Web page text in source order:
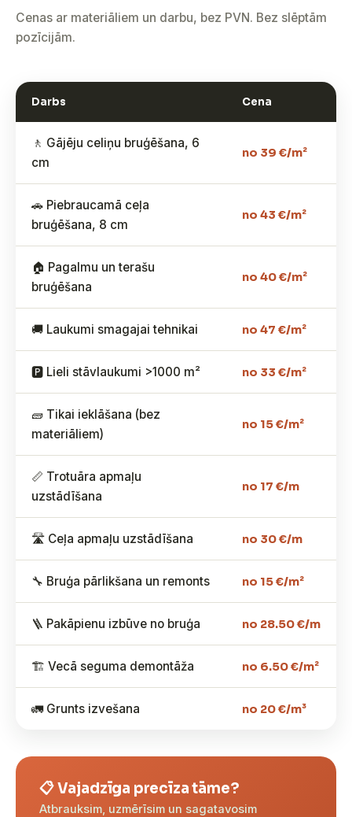
Cenas ar materiāliem un darbu, bez PVN. Bez slēptām
pozīcijām.
Darbs Cena
🚶 Gājēju celiņu bruģēšana, 6
cm
no 39 €/m²
🚗 Piebraucamā ceļa
bruģēšana, 8 cm
no 43 €/m²
🏠 Pagalmu un terašu
bruģēšana
no 40 €/m²
🚚 Laukumi smagajai tehnikai no 47 €/m²
🅿️ Lieli stāvlaukumi >1000 m² no 33 €/m²
🧱 Tikai ieklāšana (bez
materiāliem)
no 15 €/m²
📏 Trotuāra apmaļu
uzstādīšana
no 17 €/m
🛣️ Ceļa apmaļu uzstādīšana no 30 €/m
🔧 Bruģa pārlikšana un remonts no 15 €/m²
🪜 Pakāpienu izbūve no bruģa no 28.50 €/m
🏗️ Vecā seguma demontāža no 6.50 €/m²
🚛 Grunts izvešana no 20 €/m³
📋 Vajadzīga precīza tāme?
Atbrauksim, uzmērīsim un sagatavosim